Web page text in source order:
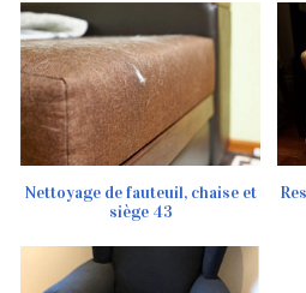
Nettoyage de fauteuil, chaise et
siège 43